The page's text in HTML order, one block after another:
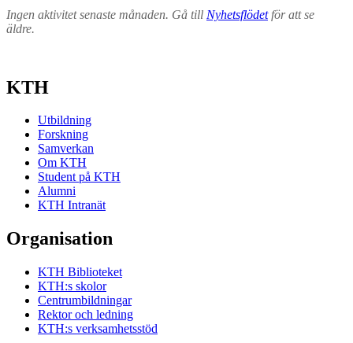
Ingen aktivitet senaste månaden. Gå till Nyhetsflödetför att se
äldre.
KTH
Utbildning
Forskning
Samverkan
Om KTH
Student på KTH
Alumni
KTH Intranät
Organisation
KTH Biblioteket
KTH:s skolor
Centrumbildningar
Rektor och ledning
KTH:s verksamhetsstöd